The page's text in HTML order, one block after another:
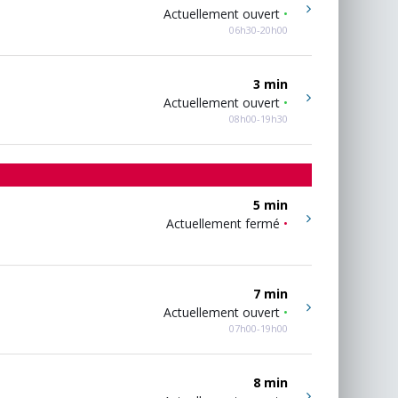
Actuellement ouvert •
06h30-20h00
3 min
Actuellement ouvert •
08h00-19h30
5 min
Actuellement fermé •
7 min
Actuellement ouvert •
07h00-19h00
8 min